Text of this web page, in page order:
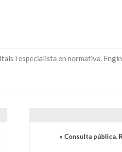
i especialista en normativa.
» Consulta pública.